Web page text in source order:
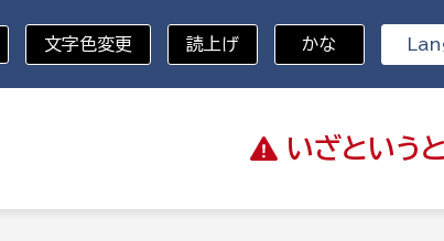
いざと いう
文字色変更 読上げ かな